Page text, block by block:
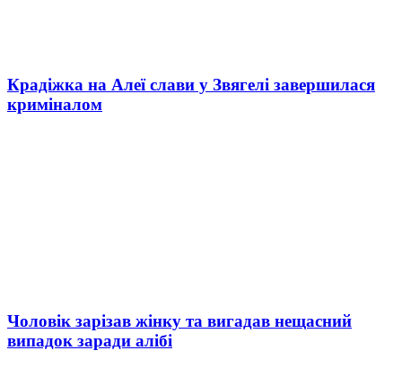
Крадіжка на Алеї слави у Звягелі завершилася
криміналом
Чоловік зарізав жінку та вигадав нещасний
випадок заради алібі